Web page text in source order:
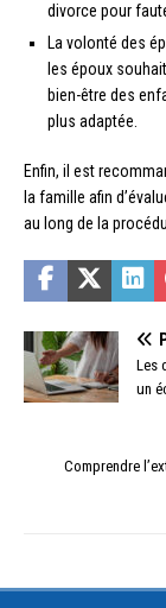
divorce pour
La volonté des
les époux
bien-être des
plus adaptée.
Enfin, il est
la famille afin
au long de la
Les
un
Comprendre